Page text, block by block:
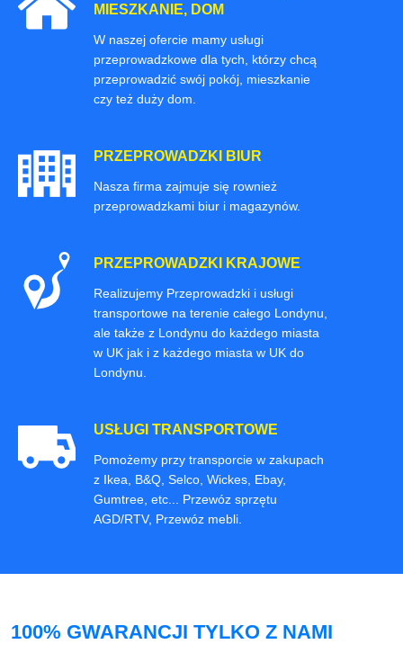
MIESZKANIE, DOM
W naszej ofercie mamy usługi
przeprowadzkowe dla tych, którzy chcą
przeprowadzić swój pokój, mieszkanie
czy też duży dom.
PRZEPROWADZKI BIUR
Nasza firma zajmuje się rownież
przeprowadzkami biur i magazynów.
PRZEPROWADZKI KRAJOWE
Realizujemy Przeprowadzki i usługi
transportowe na terenie całego Londynu,
ale także z Londynu do każdego miasta
w UK jak i z każdego miasta w UK do
Londynu.
USŁUGI TRANSPORTOWE
Pomożemy przy transporcie w zakupach
z Ikea, B&Q, Selco, Wickes, Ebay,
Gumtree, etc... Przewóz sprzętu
AGD/RTV, Przewóz mebli.
100% GWARANCJI TYLKO Z NAMI